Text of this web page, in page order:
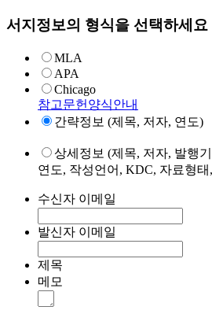
서지정보의 형식을 선택하세요
MLA
APA
Chicago
참고문헌양식안내
간략정보 (제목, 저자, 연도)
상세정보 (제목, 저자, 발행
연도, 작성언어, KDC, 자료형
수신자 이메일
발신자 이메일
제목
메모